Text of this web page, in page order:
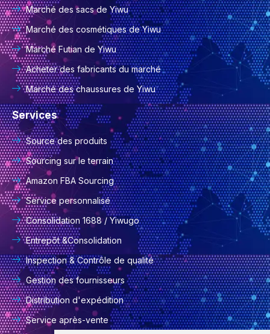
Marché des sacs de Yiwu
Marché des cosmétiques de Yiwu
Marché Futian de Yiwu
Acheter des fabricants du marché
Marché des chaussures de Yiwu
Services
Source des produits
Sourcing sur le terrain
Amazon FBA Sourcing
Service personnalisé
Consolidation 1688 / Yiwugo
Entrepôt &Consolidation
Inspection & Contrôle de qualité
Gestion des fournisseurs
Distribution d'expédition
Service après-vente